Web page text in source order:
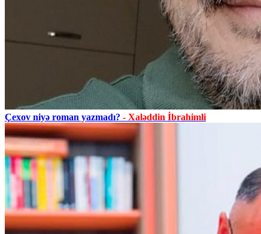
Çexov niyə roman yazmadı? - Xaləddin İbrahimli